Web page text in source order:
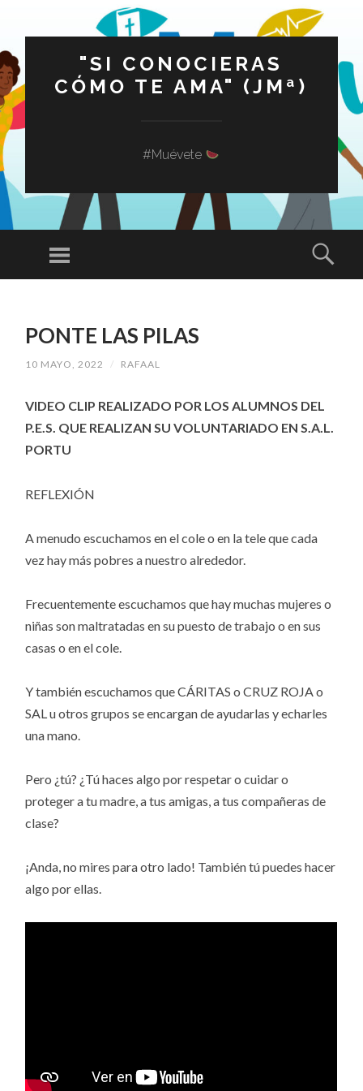
"SI CONOCIERAS
CÓMO TE AMA" (JMª)
#Muévete
Menú
CONTENIDO
PONTE LAS PILAS
10 MAYO, 2022 / RAFAAL
VIDEO CLIP REALIZADO POR LOS ALUMNOS DEL
P.E.S. QUE REALIZAN SU VOLUNTARIADO EN S.A.L.
PORTU
REFLEXIÓN
A menudo escuchamos en el cole o en la tele que cada
vez hay más pobres a nuestro alrededor.
Frecuentemente escuchamos que hay muchas mujeres o
niñas son maltratadas en su puesto de trabajo o en sus
casas o en el cole.
Y también escuchamos que CÁRITAS o CRUZ ROJA o
SAL u otros grupos se encargan de ayudarlas y echarles
una mano.
Pero ¿tú? ¿Tú haces algo por respetar o cuidar o
proteger a tu madre, a tus amigas, a tus compañeras de
clase?
¡Anda, no mires para otro lado! También tú puedes hacer
algo por ellas.